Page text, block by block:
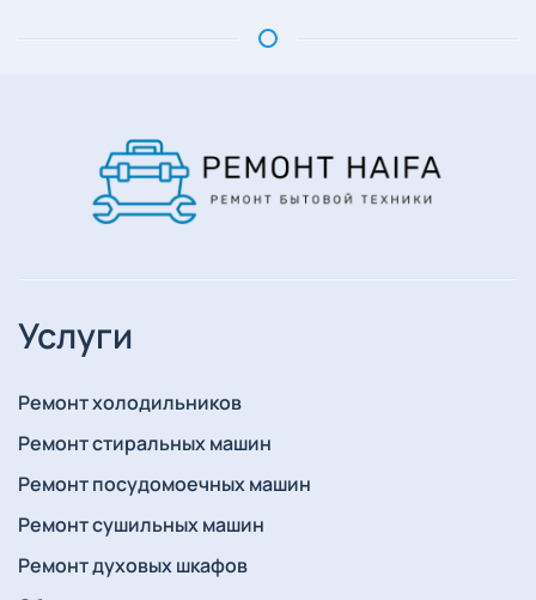
Услуги
Ремонт холодильников
Ремонт стиральных машин
Ремонт посудомоечных машин
Ремонт сушильных машин
Ремонт духовых шкафов